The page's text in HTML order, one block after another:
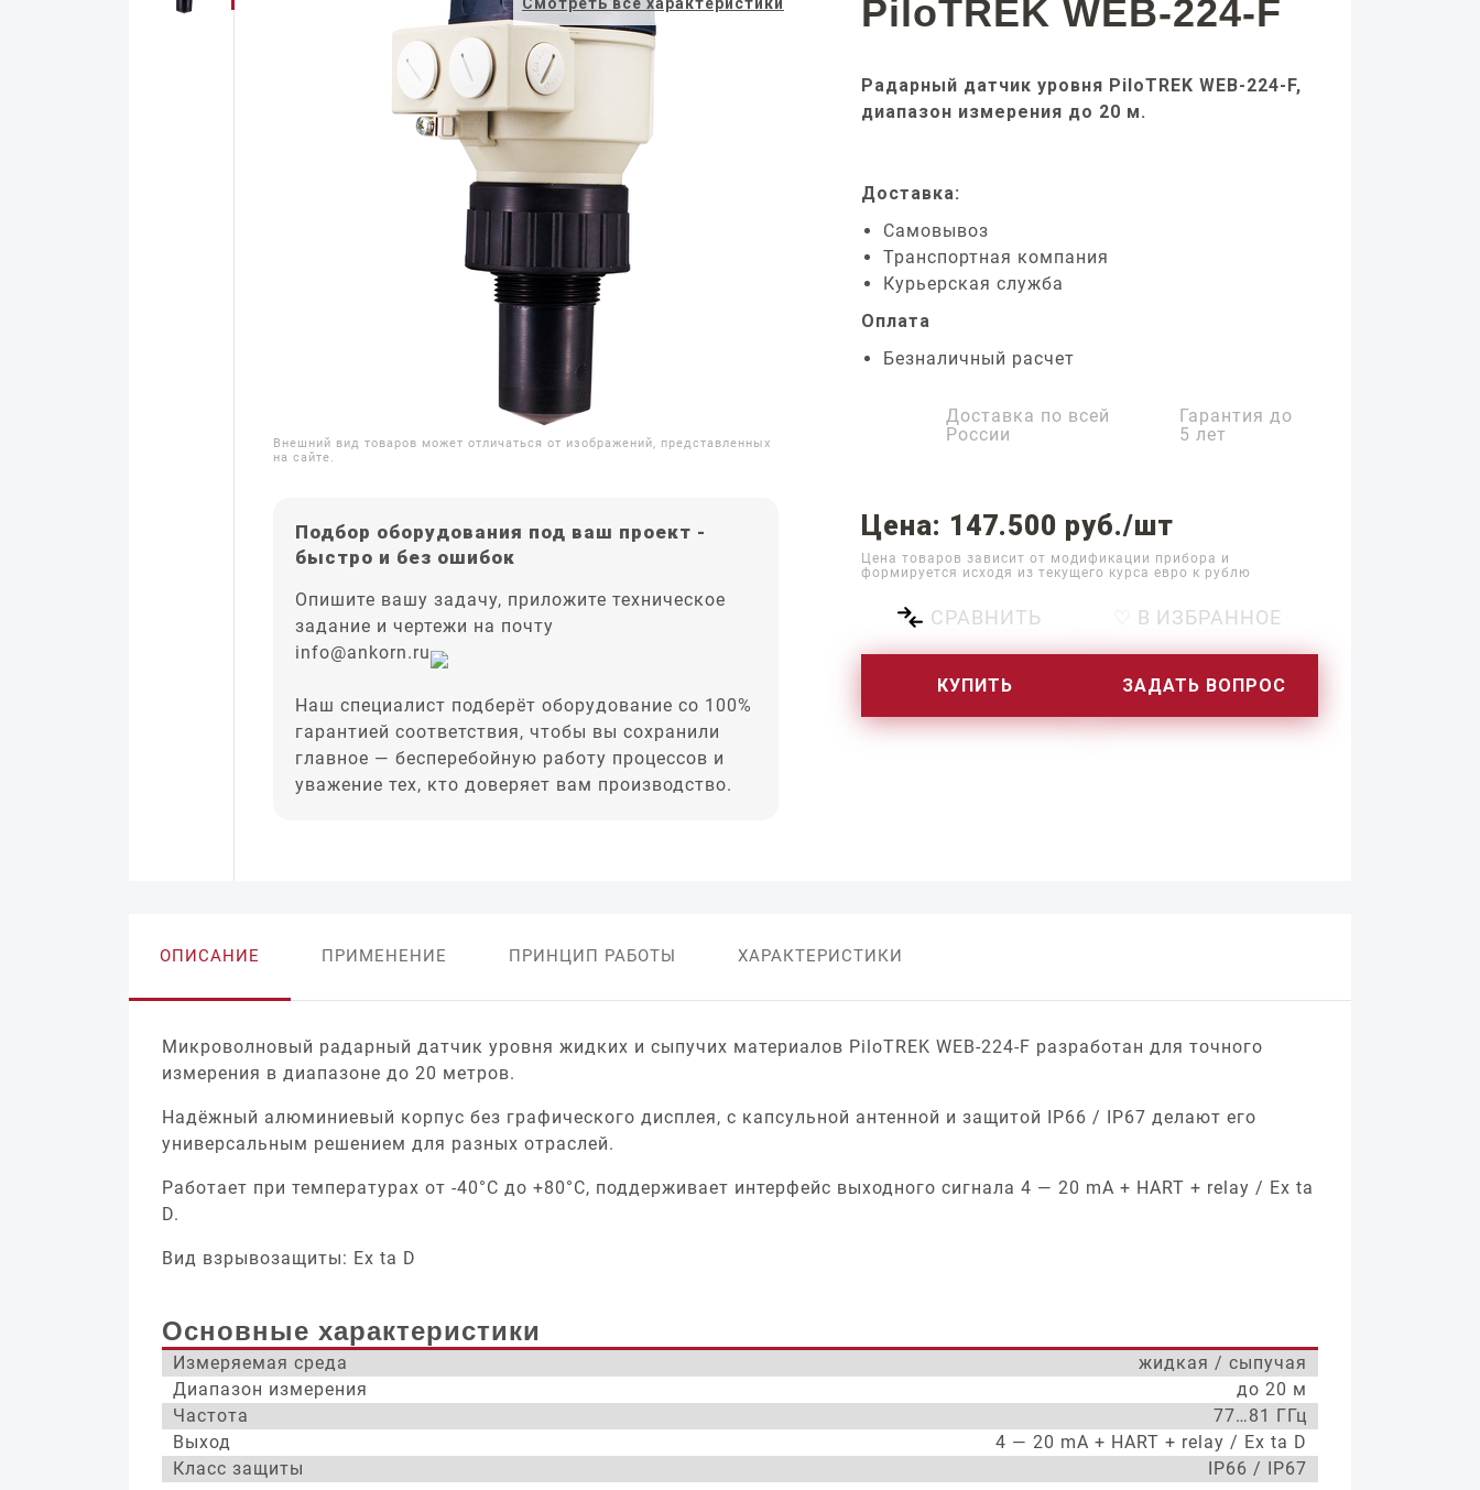
Внешний вид товаров может отличаться от изображений, представленных
на сайте.
Подбор оборудования под ваш проект -
быстро и без ошибок
Опишите вашу задачу, приложите техническое
задание и чертежи на почту
info@ankorn.ru
Наш специалист подберёт оборудование со 100%
гарантией соответствия, чтобы вы сохранили
главное — бесперебойную работу процессов и
уважение тех, кто доверяет вам производство.
PiloTREK WEB-224-F
Радарный датчик уровня PiloTREK WEB-224-F,
диапазон измерения до 20 м.
Доставка:
Самовывоз
Транспортная компания
Курьерская служба
Оплата
Безналичный расчет
Доставка по всей
России
Гарантия до
5 лет
Цена: 147.500 руб./шт
Цена товаров зависит от модификации прибора и
формируется исходя из текущего курса евро к рублю
СРАВНИТЬ ♡ В ИЗБРАННОЕ
КУПИТЬ ЗАДАТЬ ВОПРОС
ОПИСАНИЕ ПРИМЕНЕНИЕ ПРИНЦИП РАБОТЫ ХАРАКТЕРИСТИКИ
Микроволновый радарный датчик уровня жидких и сыпучих материалов PiloTREK WEB-224-F разработан для точного
измерения в диапазоне до 20 метров.
Надёжный алюминиевый корпус без графического дисплея, с капсульной антенной и защитой IP66 / IP67 делают его
универсальным решением для разных отраслей.
Работает при температурах от -40°С до +80°С, поддерживает интерфейс выходного сигнала 4 — 20 mA + HART + relay / Ex ta
D.
Вид взрывозащиты: Ex ta D
Основные характеристики
Измеряемая среда
жидкая / сыпучая
Диапазон измерения
до 20 м
Частота
77…81 ГГц
Выход
4 — 20 mA + HART + relay / Ex ta D
Класс защиты
IP66 / IP67